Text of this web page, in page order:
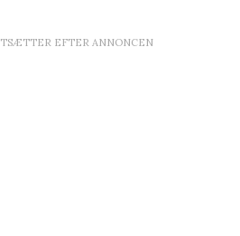
EFTER ANNONCEN